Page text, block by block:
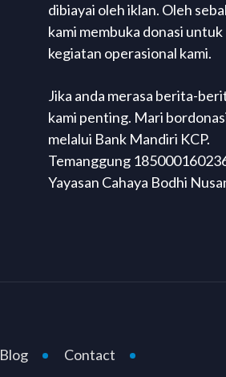
dibiayai oleh iklan. Oleh
kami membuka donasi untuk
kegiatan operasional kami.
Jika anda merasa berita-
kami penting. Mari
melalui Bank Mandiri KCP.
Temanggung
Yayasan Cahaya Bodhi
Blog Contact